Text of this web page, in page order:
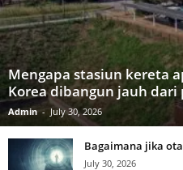
Mengapa stasiun kereta
Korea dibangun jauh dari
Admin - July 30, 2026
Bagaimana jika
July 30, 2026